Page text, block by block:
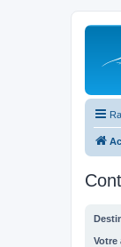
Votre